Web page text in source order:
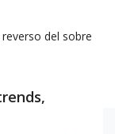
del sobre